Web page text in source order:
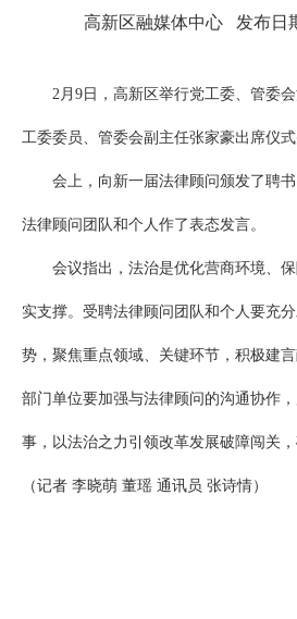
高新区融媒体中心 发布日
2月9日，高新区举行党工委、管委
工委委员、管委会副主任张家豪出席仪式
会上，向新一届法律顾问颁发了聘
法律顾问团队和个人作了表态发言。
会议指出，法治是优化营商环境、
实支撑。受聘法律顾问团队和个人要充
势，聚焦重点领域、关键环节，积极建
部门单位要加强与法律顾问的沟通协作
事，以法治之力引领改革发展破障闯关
（记者 李晓萌 董瑶 通讯员 张诗情）